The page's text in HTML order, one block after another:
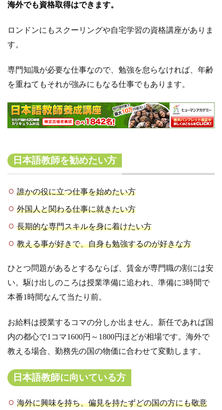
海外でも資格取得はできます。
ロンドンにもスクーリングや自宅学習の資格講座がありま
す。
専門知識が必要な仕事なので、勉強を怠らなければ、年齢
を重ねてもそれが強みにもなる仕事でもあります。
日本語教師を勧めたい方
誰かの役に立つ仕事を始めたい方
外国人と関わる仕事に就きたい方
長期的な専門スキルを身に着けたい方
教える事が好きで、自身も勉強するのが好きな方
ひとつ問題があるとするならば、賃金が専門職の割には安
い。 駆け出しのころは授業準備に追われ、準備に3時間で
本番1時間なんて当たり前。
お給料は授業するコマの分しか出ません。新任であれば国
内の都心で1コマ1600円～1800円ほどが相場です。海外で
教える場合、勤務先の国の物価に合わせて変動します。
日本語教師に向いている方
海外に興味を持ち、偏見を持たずどの国の方にも敬意